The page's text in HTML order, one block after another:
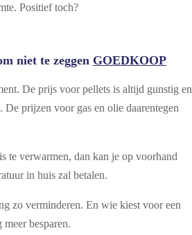
Positief toch?
niet te zeggen GOEDKOOP
De prijs voor pellets is altijd gunstig en
prijzen voor gas en olie daarentegen
te verwarmen, dan kan je op voorhand
in huis zal betalen.
zo verminderen. En wie kiest voor een
besparen.